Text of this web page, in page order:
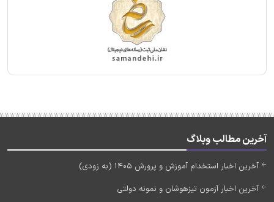
آخرین مطالب وبلاگ
آخرین اخبار استخدام آموزش و پرورش 1405 (به زودی)
آخرین اخبار آزمون تیزهوشان و نمونه دولتی